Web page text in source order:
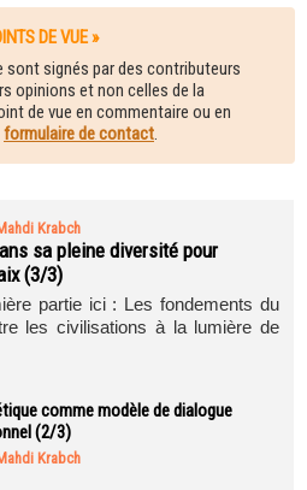
DE VUE »
signés par des contributeurs
opinions et non celles de la
de vue en commentaire ou en
formulaire de contact.
Krabch
sa pleine diversité pour
(3/3)
partie ici : Les fondements du
les civilisations à la lumière de
comme modèle de dialogue
(2/3)
Krabch